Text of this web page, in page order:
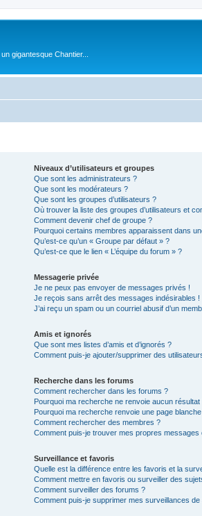
gigantesque Chantier...
Niveaux d’utilisateurs et groupes
Que sont les administrateurs ?
Que sont les modérateurs ?
Que sont les groupes d’utilisateurs ?
Où trouver la liste des groupes d’utilisateurs et
Comment devenir chef de groupe ?
Pourquoi certains membres apparaissent dans
Qu’est-ce qu’un « Groupe par défaut » ?
Qu’est-ce que le lien « L’équipe du forum » ?
Messagerie privée
Je ne peux pas envoyer de messages privés !
Je reçois sans arrêt des messages indésirables !
J’ai reçu un spam ou un courriel abusif d’un
Amis et ignorés
Que sont mes listes d’amis et d’ignorés ?
Comment puis-je ajouter/supprimer des
Recherche dans les forums
Comment rechercher dans les forums ?
Pourquoi ma recherche ne renvoie aucun résultat
Pourquoi ma recherche renvoie une page blanche
Comment rechercher des membres ?
Comment puis-je trouver mes propres messages
Surveillance et favoris
Quelle est la différence entre les favoris et la
Comment mettre en favoris ou surveiller des
Comment surveiller des forums ?
Comment puis-je supprimer mes surveillances de